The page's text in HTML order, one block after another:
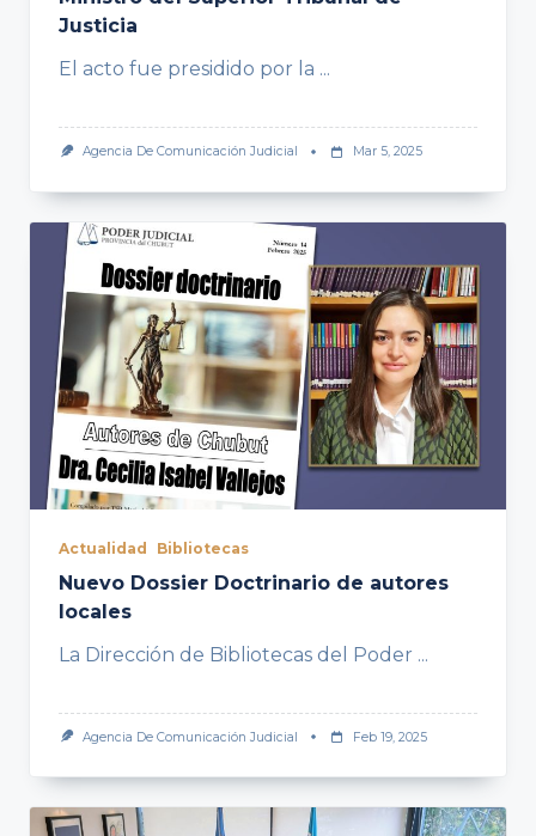
Justicia
El acto fue presidido por la ...
Agencia De Comunicación Judicial Mar 5, 2025
Actualidad Bibliotecas
Nuevo Dossier Doctrinario de autores
locales
La Dirección de Bibliotecas del Poder ...
Agencia De Comunicación Judicial Feb 19, 2025